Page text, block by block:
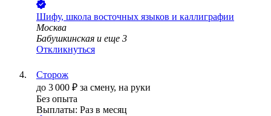
Шифу, школа восточных языков и каллиграфии
Москва
Бабушкинская и еще 3
Откликнуться
Сторож
до 3 000 ₽ за смену, на руки
Без опыта
Выплаты: Раз в месяц